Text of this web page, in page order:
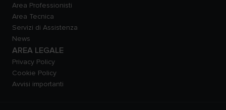
Area Professionisti
Area Tecnica
Servizi di Assistenza
News
AREA LEGALE
Privacy Policy
Cookie Policy
Avvisi importanti